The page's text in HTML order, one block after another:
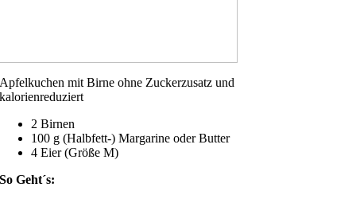
Apfelkuchen mit Birne ohne Zuckerzusatz und
kalorienreduziert
2 Birnen
100 g (Halbfett-) Margarine oder Butter
4 Eier (Größe M)
So Geht´s: